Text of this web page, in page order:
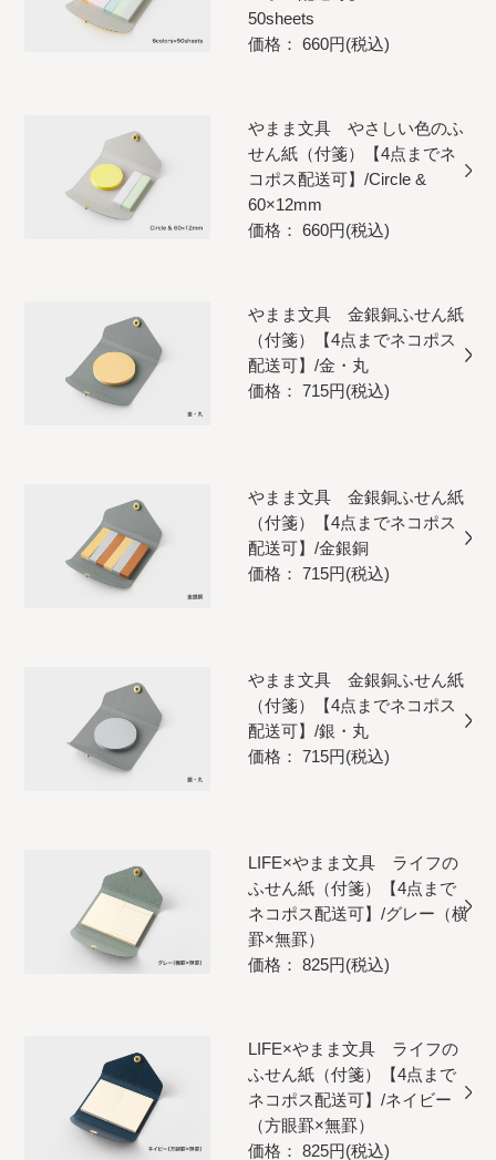
50sheets
価格： 660円(税込)
やまま文具 やさしい色のふ
せん紙（付箋）【4点までネ
コポス配送可】/Circle &
60×12mm
価格： 660円(税込)
やまま文具 金銀銅ふせん紙
（付箋）【4点までネコポス
配送可】/金・丸
価格： 715円(税込)
やまま文具 金銀銅ふせん紙
（付箋）【4点までネコポス
配送可】/金銀銅
価格： 715円(税込)
やまま文具 金銀銅ふせん紙
（付箋）【4点までネコポス
配送可】/銀・丸
価格： 715円(税込)
LIFE×やまま文具 ライフの
ふせん紙（付箋）【4点まで
ネコポス配送可】/グレー（横
罫×無罫）
価格： 825円(税込)
LIFE×やまま文具 ライフの
ふせん紙（付箋）【4点まで
ネコポス配送可】/ネイビー
（方眼罫×無罫）
価格： 825円(税込)